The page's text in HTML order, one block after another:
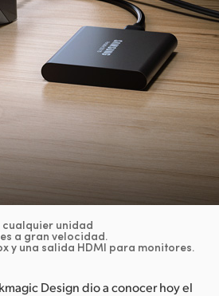
unidad
a gran velocidad.
y una salida HDMI para monitores.
Design dio a conocer hoy el